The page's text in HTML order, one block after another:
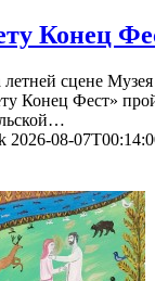
Конец
летней сцене
Конец Фест»
2026-08-